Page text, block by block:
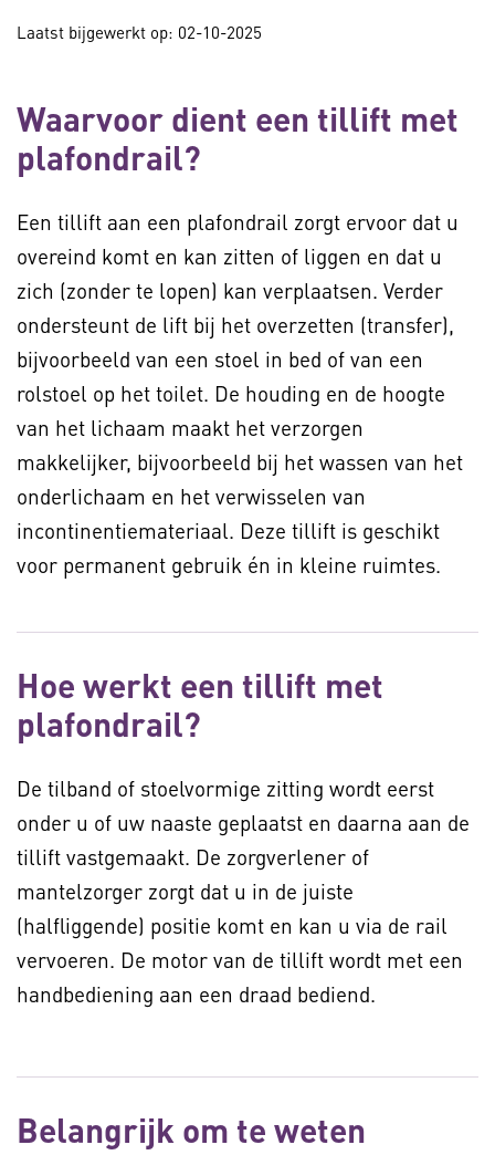
Laatst bijgewerkt op: 02-10-2025
Waarvoor dient een tillift met
plafondrail?
Een tillift aan een plafondrail zorgt ervoor dat u
overeind komt en kan zitten of liggen en dat u
zich (zonder te lopen) kan verplaatsen. Verder
ondersteunt de lift bij het overzetten (transfer),
bijvoorbeeld van een stoel in bed of van een
rolstoel op het toilet. De houding en de hoogte
van het lichaam maakt het verzorgen
makkelijker, bijvoorbeeld bij het wassen van het
onderlichaam en het verwisselen van
incontinentiemateriaal. Deze tillift is geschikt
voor permanent gebruik én in kleine ruimtes.
Hoe werkt een tillift met
plafondrail?
De tilband of stoelvormige zitting wordt eerst
onder u of uw naaste geplaatst en daarna aan de
tillift vastgemaakt. De zorgverlener of
mantelzorger zorgt dat u in de juiste
(halfliggende) positie komt en kan u via de rail
vervoeren. De motor van de tillift wordt met een
handbediening aan een draad bediend.
Belangrijk om te weten